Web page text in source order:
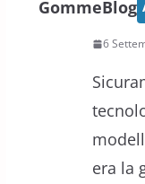
GommeBlog
6
era la